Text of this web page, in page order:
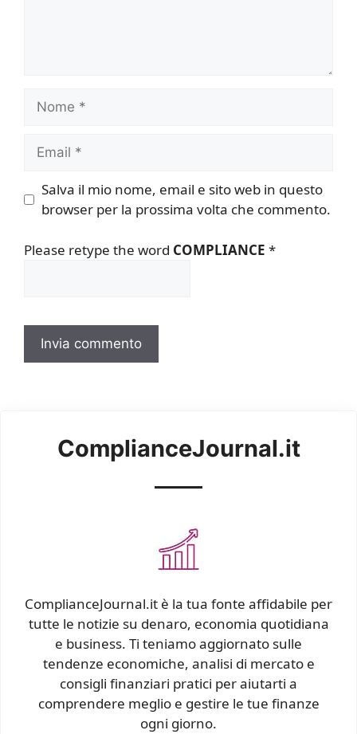
Nome
Email
Salva il mio nome, email e sito web in questo
browser per la prossima volta che commento.
Please retype the word COMPLIANCE *
ComplianceJournal.it
ComplianceJournal.it è la tua fonte affidabile per
tutte le notizie su denaro, economia quotidiana
e business. Ti teniamo aggiornato sulle
tendenze economiche, analisi di mercato e
consigli finanziari pratici per aiutarti a
comprendere meglio e gestire le tue finanze
ogni giorno.